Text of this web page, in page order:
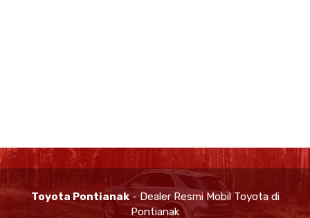
Toyota Pontianak- Dealer Resmi Mobil Toyota di
Pontianak